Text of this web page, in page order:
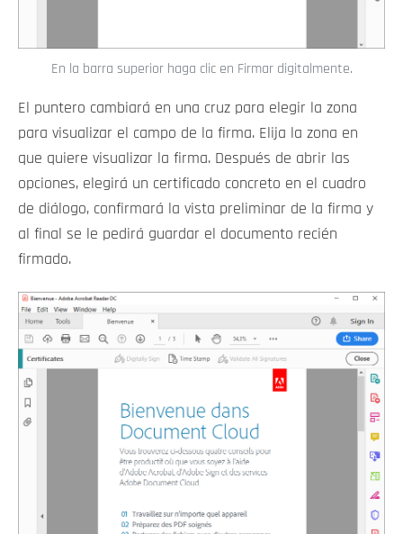
En la barra superior haga clic en Firmar digitalmente.
El puntero cambiará en una cruz para elegir la zona
para visualizar el campo de la firma. Elija la zona en
que quiere visualizar la firma. Después de abrir las
opciones, elegirá un certificado concreto en el cuadro
de diálogo, confirmará la vista preliminar de la firma y
al final se le pedirá guardar el documento recién
firmado.